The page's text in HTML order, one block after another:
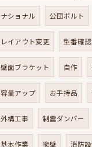
ナショナル 公団ボルト
レイアウト変更 型番確
壁面ブラケット 自作
容量アップ お手持品
外構工事 制震ダンパー
基本作業 擁壁 消防